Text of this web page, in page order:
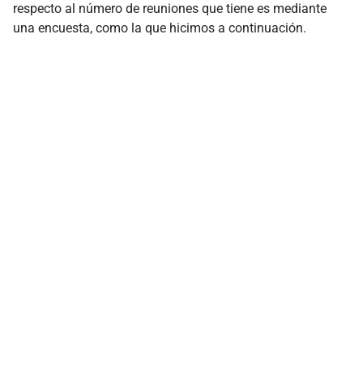
respecto al número de reuniones que tiene es mediante
una encuesta, como la que hicimos a continuación.